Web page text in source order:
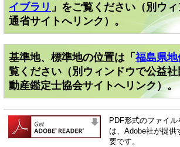
イブラリ 」をご覧ください（別ウ
通省サイトへリンク）。
基準地、標準地の位置は「 福島県
覧ください（別ウィンドウで公益
動産鑑定士協会サイトへリンク）。
PDF形式のファイ
は、Adobe社が提供
要です。